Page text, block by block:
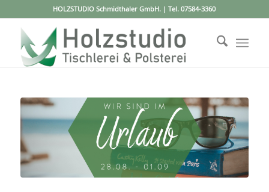
HOLZSTUDIO Schmidthaler GmbH. | Tel.07584-3360